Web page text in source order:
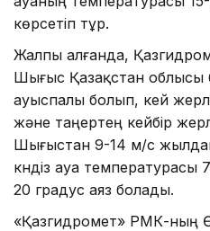
көрсетіп тұр.
Жалпы алғанда,
Шығыс Қазақстан
ауыспалы болып, кей
және таңертең кейбір
Шығыстан 9-14 м/с
күндіз ауа
20 градус аяз болады.
«Қазгидромет» РМК-ның